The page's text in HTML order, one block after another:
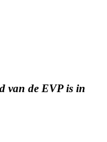
van de EVP is in